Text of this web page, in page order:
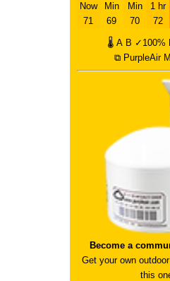
Now
71
Min
69
Min
70
1 hr
72
🌡 A B ✓100%
⧉ PurpleAir
Become a
Get your own
this